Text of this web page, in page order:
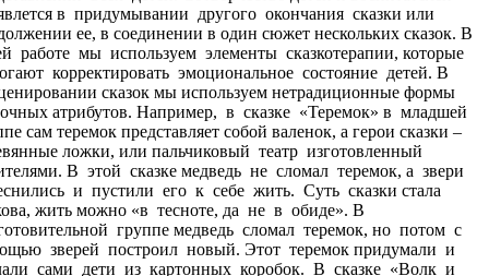
в придумывании другого окончания сказки или
ее, в соединении в один сюжет нескольких сказок. В
работе мы используем элементы сказкотерапии, которые
корректировать эмоциональное состояние детей. В
сказок мы используем нетрадиционные формы
атрибутов. Например, в сказке «Теремок» в младшей
сам теремок представляет собой валенок, а герои сказки –
ложки, или пальчиковый театр изготовленный
В этой сказке медведь не сломал теремок, а звери
и пустили его к себе жить. Суть сказки стала
жить можно «в тесноте, да не в обиде». В
группе медведь сломал теремок, но потом с
зверей построил новый. Этот теремок придумали и
сами дети из картонных коробок. В сказке «Волк и